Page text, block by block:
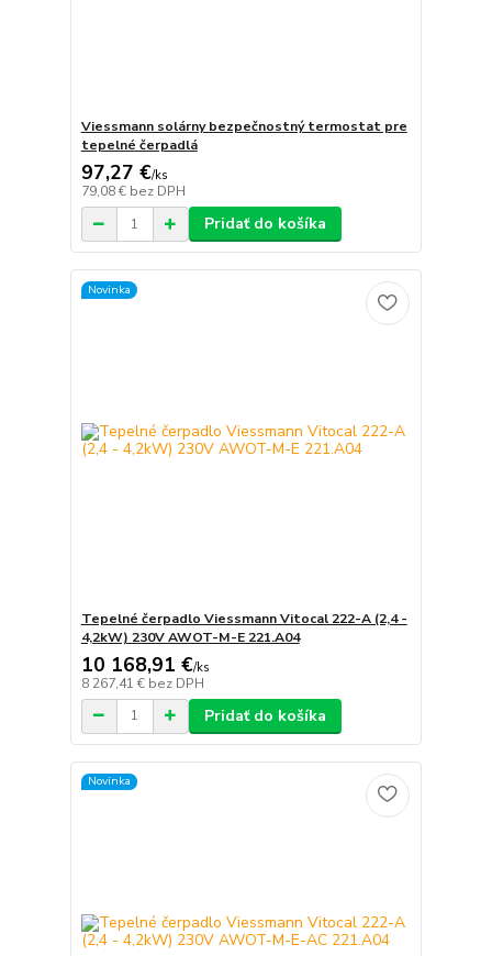
Viessmann solárny bezpečnostný termostat pre
tepelné čerpadlá
97,27 €/ks
79,08 € bez DPH
Pridať do košíka
Novinka
Tepelné čerpadlo Viessmann Vitocal 222-A (2,4 -
4,2kW) 230V AWOT-M-E 221.A04
10 168,91 €/ks
8 267,41 € bez DPH
Pridať do košíka
Novinka